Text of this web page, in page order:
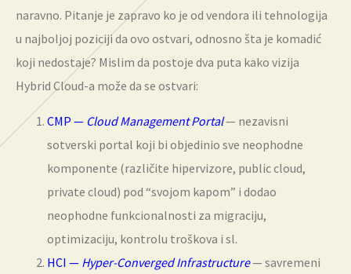
naravno. Pitanje je zapravo ko je od vendora ili tehnologija
u najboljoj poziciji da ovo ostvari, odnosno šta je komadić
koji nedostaje? Mislim da postoje dva puta kako vizija
Hybrid Cloud-a može da se ostvari:
CMP — Cloud Management Portal— nezavisni
sotverski portal koji bi objedinio sve neophodne
komponente (različite hipervizore, public cloud,
private cloud) pod “svojom kapom” i dodao
neophodne funkcionalnosti za migraciju,
optimizaciju, kontrolu troškova i sl.
HCI — Hyper-Converged Infrastructure— savremeni